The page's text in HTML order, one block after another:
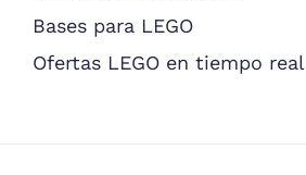
Bases para LEGO
Ofertas LEGO en tiempo real